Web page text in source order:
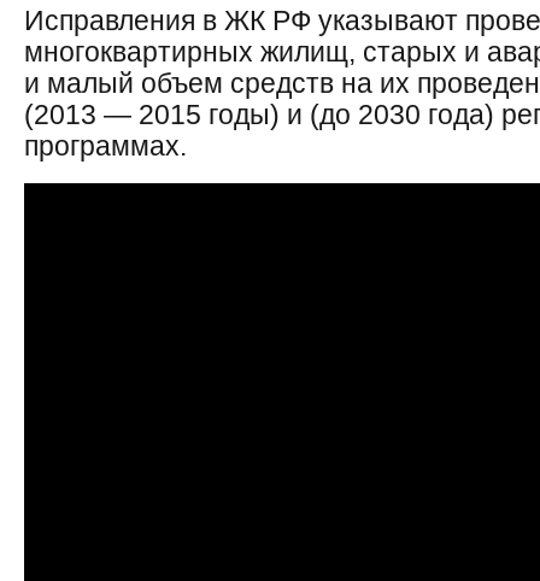
Исправления в ЖК РФ указывают
многоквартирных жилищ, старых и
и малый объем средств на их
(2013 — 2015 годы) и (до 2030 года)
программах.